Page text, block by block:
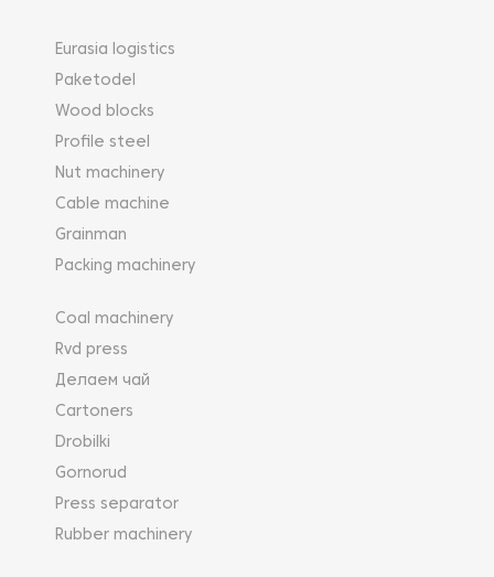
Eurasia logistics
Paketodel
Wood blocks
Profile steel
Nut machinery
Cable machine
Grainman
Packing machinery
Coal machinery
Rvd press
Делаем чай
Cartoners
Drobilki
Gornorud
Press separator
Rubber machinery